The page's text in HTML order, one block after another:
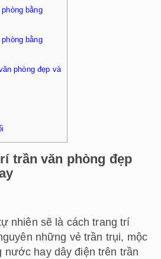
bằng
bằng
phòng đẹp và
trần văn phòng đẹp
nhiên sẽ là cách trang trí
những vẻ trần trụi, mộc
nước hay dây điện trên trần